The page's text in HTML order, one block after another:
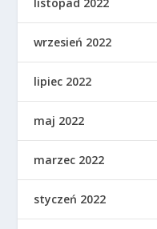
wrzesień 2022
lipiec 2022
maj 2022
marzec 2022
styczeń 2022